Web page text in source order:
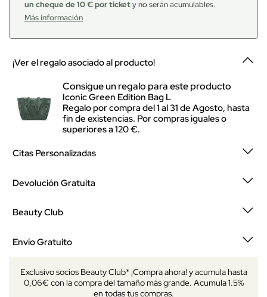
un cheque de 10 € por tickety no serán acumulables.
Más información
¡Ver el regalo asociado al producto!
Consigue un regalo para este producto
Iconic Green Edition Bag L
Regalo por compra del 1 al 31 de Agosto, hasta
fin de existencias. Por compras iguales o
superiores a 120 €.
Citas Personalizadas
Devolución Gratuita
Beauty Club
Envío Gratuito
Exclusivo socios Beauty Club* ¡Compra ahora! y acumula hasta
0,06€ con la compra del tamaño más grande. Acumula 1.5%
en todas tus compras.